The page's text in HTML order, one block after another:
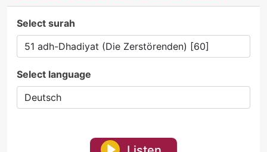
Select surah
Select language